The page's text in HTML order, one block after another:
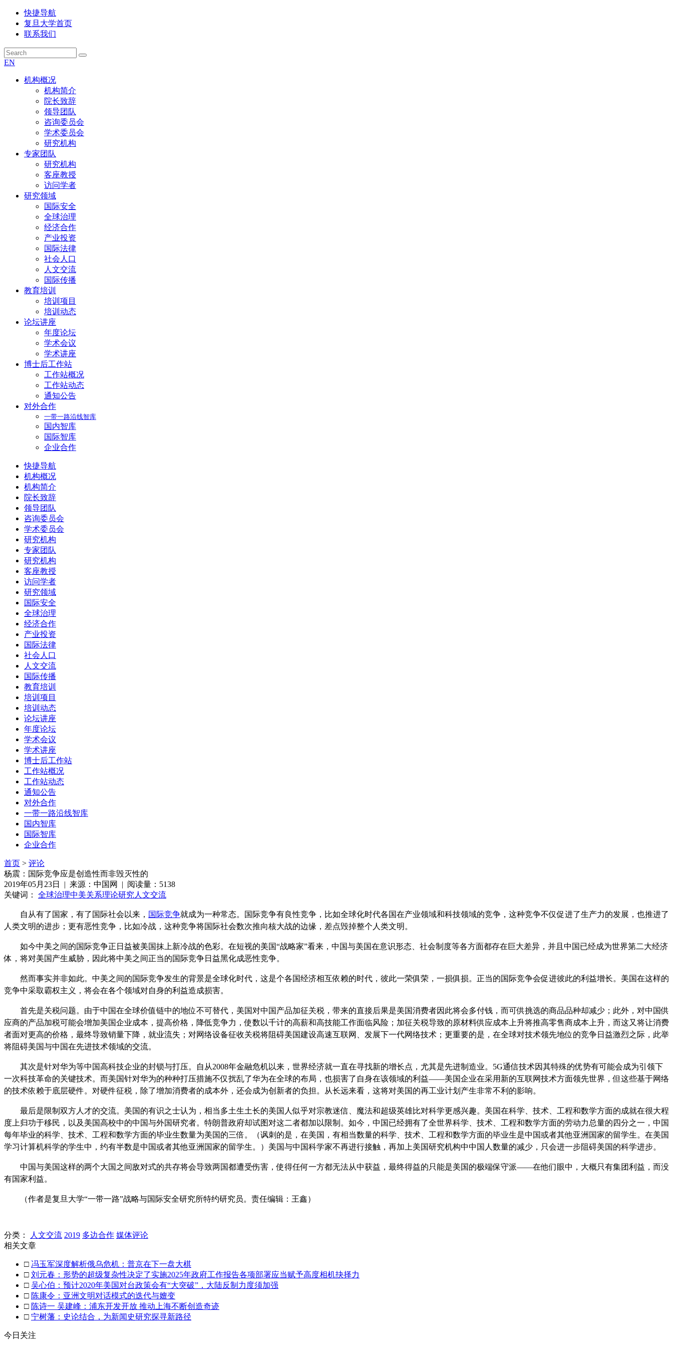
快捷导航
复旦大学首页
联系我们
EN
机构概况
机构简介
院长致辞
领导团队
咨询委员会
学术委员会
研究机构
专家团队
研究机构
客座教授
访问学者
研究领域
国际安全
全球治理
经济合作
产业投资
国际法律
社会人口
人文交流
国际传播
教育培训
培训项目
培训动态
论坛讲座
年度论坛
学术会议
学术讲座
博士后工作站
工作站概况
工作站动态
通知公告
对外合作
一带一路沿线智库
国内智库
国际智库
企业合作
快捷导航
机构概况
机构简介
院长致辞
领导团队
咨询委员会
学术委员会
研究机构
专家团队
研究机构
客座教授
访问学者
研究领域
国际安全
全球治理
经济合作
产业投资
国际法律
社会人口
人文交流
国际传播
教育培训
培训项目
培训动态
论坛讲座
年度论坛
学术会议
学术讲座
博士后工作站
工作站概况
工作站动态
通知公告
对外合作
一带一路沿线智库
国内智库
国际智库
企业合作
首页 > 评论
杨震：国际竞争应是创造性而非毁灭性的
2019年05月23日 | 来源：中国网 | 阅读量：5138
关键词： 全球治理中美关系理论研究 人文交流
自从有了国家，有了国际社会以来， 国际竞争就成为一种常态。国际竞争有良性竞争，比如全球化时代各国在产业领域和科技领域的竞争，这种竞争不仅促进了生产力的发展，也推进了
人类文明的进步；更有恶性竞争，比如冷战，这种竞争将国际社会数次推向核大战的边缘，差点毁掉整个人类文明。
如今中美之间的国际竞争正日益被美国抹上新冷战的色彩。在短视的美国“战略家”看来，中国与美国在意识形态、社会制度等各方面都存在巨大差异，并且中国已经成为世界第二大经济
体，将对美国产生威胁，因此将中美之间正当的国际竞争日益黑化成恶性竞争。
然而事实并非如此。中美之间的国际竞争发生的背景是全球化时代，这是个各国经济相互依赖的时代，彼此一荣俱荣，一损俱损。正当的国际竞争会促进彼此的利益增长。美国在这样的
竞争中采取霸权主义，将会在各个领域对自身的利益造成损害。
首先是关税问题。由于中国在全球价值链中的地位不可替代，美国对中国产品加征关税，带来的直接后果是美国消费者因此将会多付钱，而可供挑选的商品品种却减少；此外，对中国供
应商的产品加税可能会增加美国企业成本，提高价格，降低竞争力，使数以千计的高薪和高技能工作面临风险；加征关税导致的原材料供应成本上升将推高零售商成本上升，而这又将让消费
者面对更高的价格，最终导致销量下降，就业流失；对网络设备征收关税将阻碍美国建设高速互联网、发展下一代网络技术；更重要的是，在全球对技术领先地位的竞争日益激烈之际，此举
将阻碍美国与中国在先进技术领域的交流。
其次是针对华为等中国高科技企业的封锁与打压。自从2008年金融危机以来，世界经济就一直在寻找新的增长点，尤其是先进制造业。5G通信技术因其特殊的优势有可能会成为引领下
一次科技革命的关键技术。而美国针对华为的种种打压措施不仅扰乱了华为在全球的布局，也损害了自身在该领域的利益——美国企业在采用新的互联网技术方面领先世界，但这些基于网络
的技术依赖于底层硬件。对硬件征税，除了增加消费者的成本外，还会成为创新者的负担。从长远来看，这将对美国的再工业计划产生非常不利的影响。
最后是限制双方人才的交流。美国的有识之士认为，相当多土生土长的美国人似乎对宗教迷信、魔法和超级英雄比对科学更感兴趣。美国在科学、技术、工程和数学方面的成就在很大程
度上归功于移民，以及美国高校中的中国与外国研究者。特朗普政府却试图对这二者都加以限制。如今，中国已经拥有了全世界科学、技术、工程和数学方面的劳动力总量的四分之一，中国
每年毕业的科学、技术、工程和数学方面的毕业生数量为美国的三倍。（讽刺的是，在美国，有相当数量的科学、技术、工程和数学方面的毕业生是中国或者其他亚洲国家的留学生。在美国
学习计算机科学的学生中，约有半数是中国或者其他亚洲国家的留学生。）美国与中国科学家不再进行接触，再加上美国研究机构中中国人数量的减少，只会进一步阻碍美国的科学进步。
中国与美国这样的两个大国之间敌对式的共存将会导致两国都遭受伤害，使得任何一方都无法从中获益，最终得益的只能是美国的极端保守派——在他们眼中，大概只有集团利益，而没
有国家利益。
（作者是复旦大学“一带一路”战略与国际安全研究所特约研究员。责任编辑：王鑫）
分类： 人文交流 2019 多边合作 媒体评论
相关文章
□ 冯玉军深度解析俄乌危机：普京在下一盘大棋
□ 刘元春：形势的超级复杂性决定了实施2025年政府工作报告各项部署应当赋予高度相机抉择力
□ 吴心伯：预计2020年美国对台政策会有“大突破”，大陆反制力度须加强
□ 陈康令：亚洲文明对话模式的迭代与嬗变
□ 陈诗一 吴建峰：浦东开发开放 推动上海不断创造奇迹
□ 宁树藩：史论结合，为新闻史研究探寻新路径
今日关注